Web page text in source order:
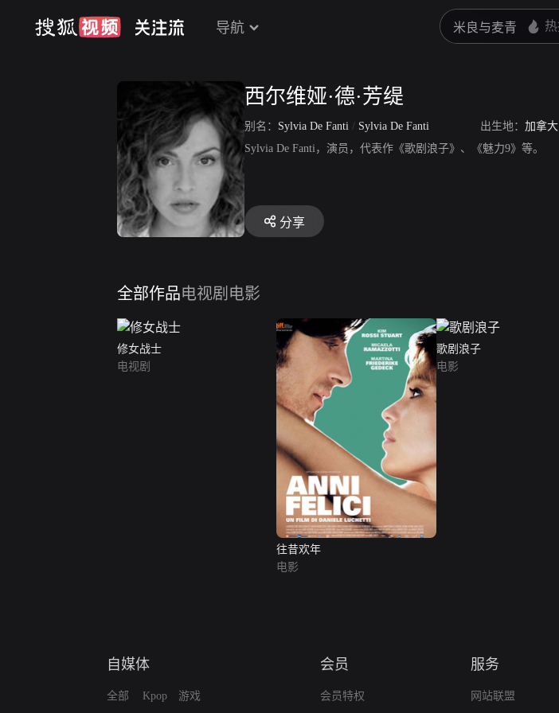
导航
西尔维娅·德·芳缇
别名： Sylvia De Fanti / Sylvia De Fanti 出生地： 加拿大
Sylvia De Fanti，演员，代表作《歌剧浪子》、《魅力9》等。
分享
全部作品电视剧 电影
修女战士
电视剧
往昔欢年
电影
歌剧浪子
电影
自媒体
全部 Kpop 游戏
会员
会员特权
服务
网站联盟